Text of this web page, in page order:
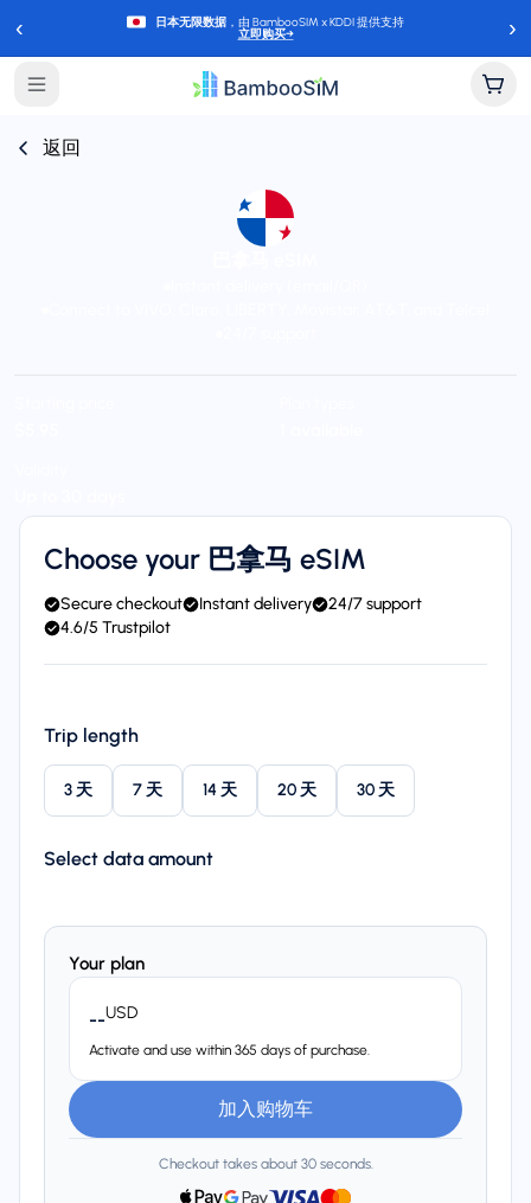
‹ 日本无限数据，由 BambooSIM x KDDI 提供支持
立即购买→ ›
返回
Choose your 巴拿马 eSIM
Secure checkout Instant delivery
24/7 support
4.6/5 Trustpilot
Trip length
3 天 7 天 14 天 20 天 30 天
Select data amount
Your plan
--USD
Activate and use within 365 days of purchase.
加入购物车
Checkout takes about 30 seconds.